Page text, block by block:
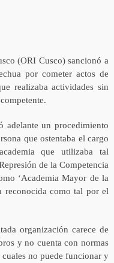
(ORI Cusco) sancionó a
por cometer actos de
realizaba actividades sin
adelante un procedimiento
que ostentaba el cargo
que utilizaba tal
de la Competencia
‘Academia Mayor de la
reconocida como tal por el
organización carece de
y no cuenta con normas
cuales no puede funcionar y